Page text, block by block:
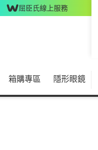
屈臣氏線上服務
箱購專區 隱形眼鏡